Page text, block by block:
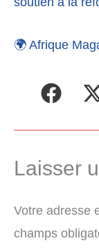
🌍 Afrique
Laisser
Votre adresse
champs